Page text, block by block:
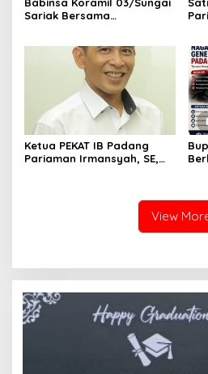
Sariak Bersama
Seleksi Calon Anggota
Paskibra Tingkat
Kecamatan VII Koto
Patamuan
Ketua PEKAT IB Padang
Pariaman Irmansyah, SE,
View